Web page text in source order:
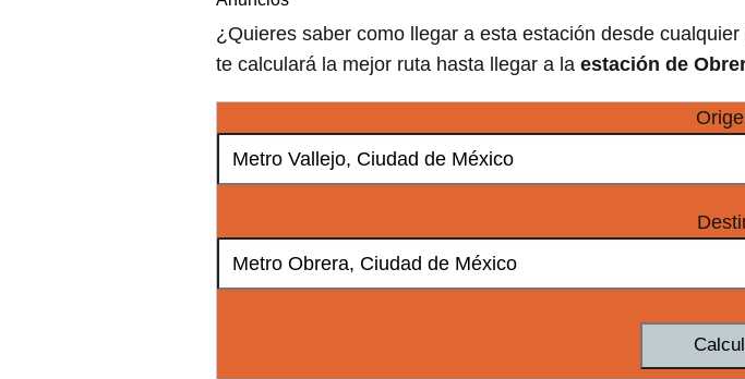
¿Quieres saber como llegar a esta estación desde
te calculará la mejor ruta hasta llegar a la estación de